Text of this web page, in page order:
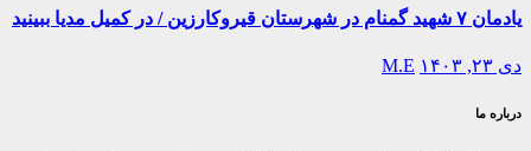
یادمان ۷ شهید گمنام در شهرستان قیروکارزین / در کمیل مدیا ببینید
دی ۲۳, ۱۴۰۳ M.E
درباره ما